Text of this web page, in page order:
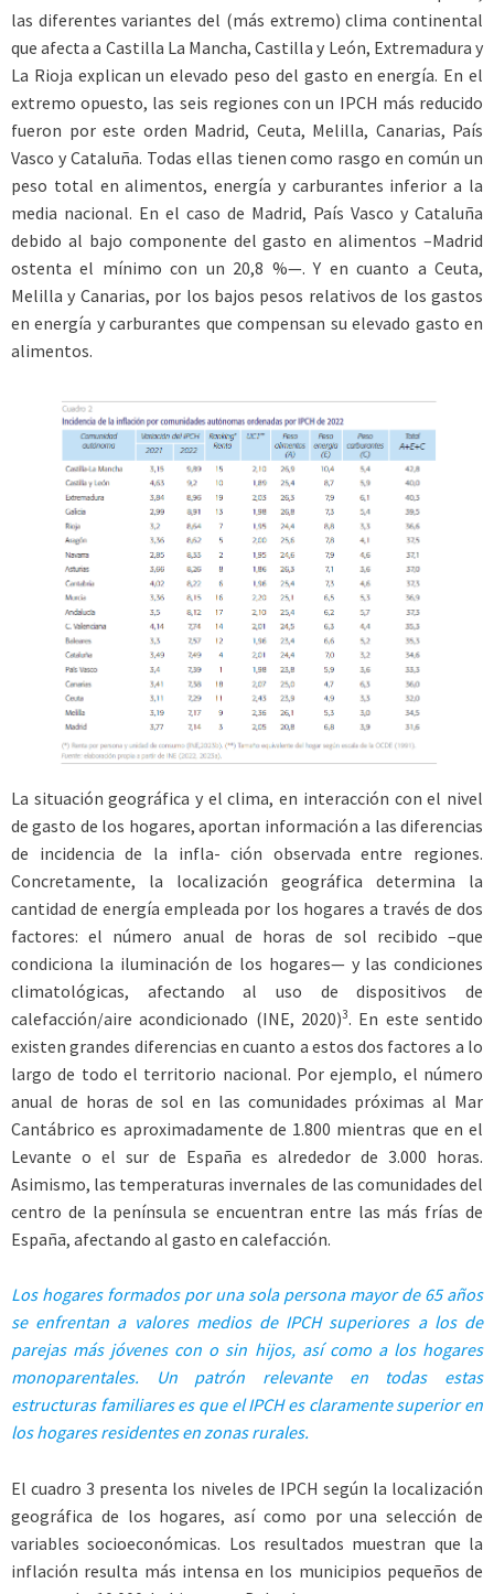
las diferentes variantes del (más extremo) clima continental
que afecta a Castilla La Mancha, Castilla y León, Extremadura y
La Rioja explican un elevado peso del gasto en energía. En el
extremo opuesto, las seis regiones con un IPCH más reducido
fueron por este orden Madrid, Ceuta, Melilla, Canarias, País
Vasco y Cataluña. Todas ellas tienen como rasgo en común un
peso total en alimentos, energía y carburantes inferior a la
media nacional. En el caso de Madrid, País Vasco y Cataluña
debido al bajo componente del gasto en alimentos –Madrid
ostenta el mínimo con un 20,8 %—. Y en cuanto a Ceuta,
Melilla y Canarias, por los bajos pesos relativos de los gastos
en energía y carburantes que compensan su elevado gasto en
alimentos.
La situación geográfica y el clima, en interacción con el nivel
de gasto de los hogares, aportan información a las diferencias
de incidencia de la infla- ción observada entre regiones.
Concretamente, la localización geográfica determina la
cantidad de energía empleada por los hogares a través de dos
factores: el número anual de horas de sol recibido –que
condiciona la iluminación de los hogares— y las condiciones
climatológicas, afectando al uso de dispositivos de
calefacción/aire acondicionado (INE, 2020)3. En este sentido
existen grandes diferencias en cuanto a estos dos factores a lo
largo de todo el territorio nacional. Por ejemplo, el número
anual de horas de sol en las comunidades próximas al Mar
Cantábrico es aproximadamente de 1.800 mientras que en el
Levante o el sur de España es alrededor de 3.000 horas.
Asimismo, las temperaturas invernales de las comunidades del
centro de la península se encuentran entre las más frías de
España, afectando al gasto en calefacción.
Los hogares formados por una sola persona mayor de 65 años
se enfrentan a valores medios de IPCH superiores a los de
parejas más jóvenes con o sin hijos, así como a los hogares
monoparentales. Un patrón relevante en todas estas
estructuras familiares es que el IPCH es claramente superior en
los hogares residentes en zonas rurales.
El cuadro 3 presenta los niveles de IPCH según la localización
geográfica de los hogares, así como por una selección de
variables socioeconómicas. Los resultados muestran que la
inflación resulta más intensa en los municipios pequeños de